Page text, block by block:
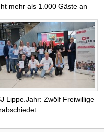
mehr als 1.000 Gäste an
Lippe.Jahr: Zwölf Freiwillige